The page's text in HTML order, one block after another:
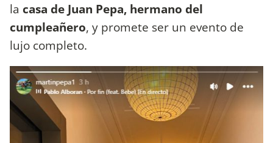
la casa de Juan Pepa, hermano del
cumpleañero, y promete ser un evento de
lujo completo.